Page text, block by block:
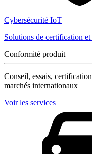
Cybersécurité IoT
Solutions de certification
Conformité produit
Conseil, essais,
marchés internationaux
Voir les services